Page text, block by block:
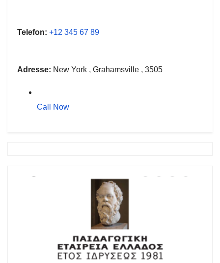
Telefon: +12 345 67 89
Adresse: New York , Grahamsville , 3505
Call Now